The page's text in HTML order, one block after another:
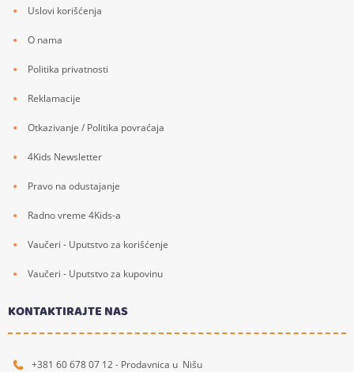
Uslovi korišćenja
O nama
Politika privatnosti
Reklamacije
Otkazivanje / Politika povraćaja
4Kids Newsletter
Pravo na odustajanje
Radno vreme 4Kids-a
Vaučeri - Uputstvo za korišćenje
Vaučeri - Uputstvo za kupovinu
KONTAKTIRAJTE NAS
+381 60 678 07 12 - Prodavnica u Nišu